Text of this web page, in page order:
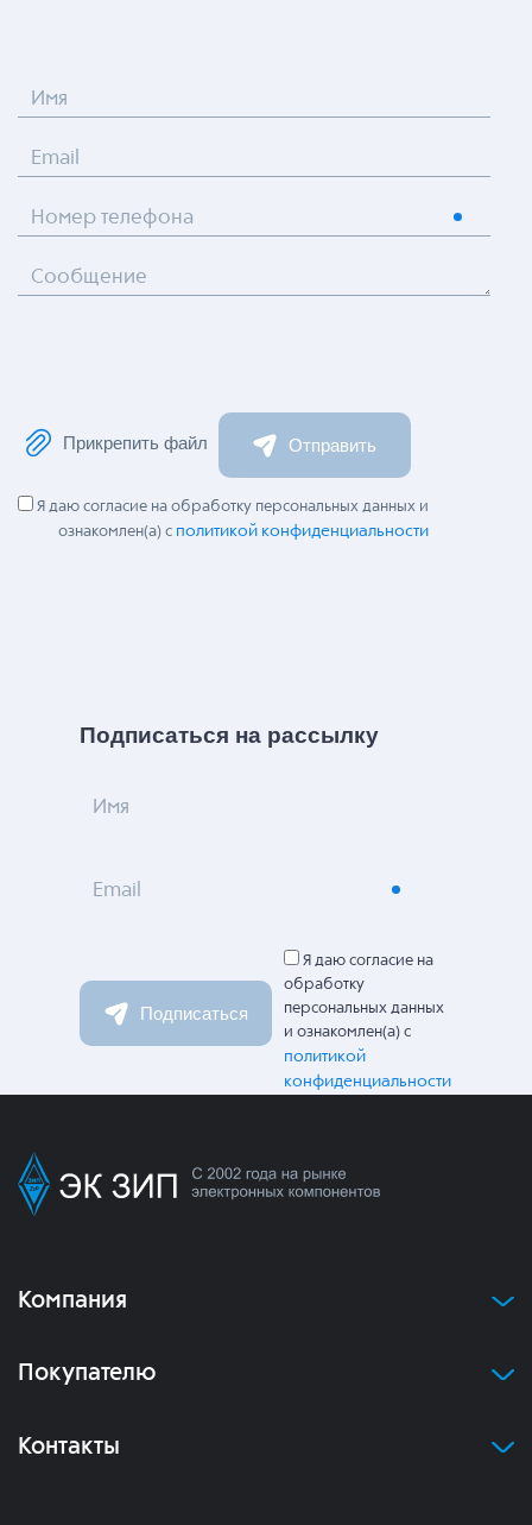
Имя
Email
Номер телефона
Сообщение
Прикрепить файл Отправить
Я даю согласие на обработку персональных данных и
ознакомлен(а) с политикой конфиденциальности
Подписаться на рассылку
Имя
Email
Подписаться
Я даю согласие на
обработку
персональных данных
и ознакомлен(а) с
политикой
конфиденциальности
Компания
Покупателю
Контакты